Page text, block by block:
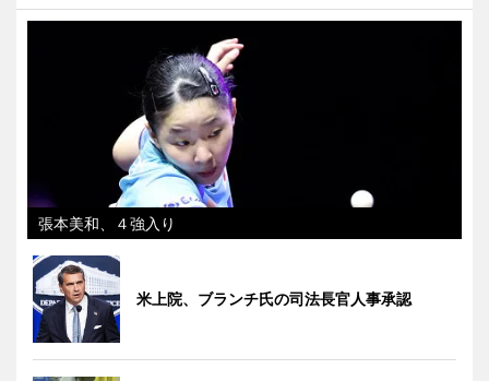
張本美和、４強入り
米上院、ブランチ氏の司法長官人事承認